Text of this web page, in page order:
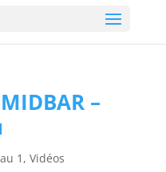
–
1 , Vidéos